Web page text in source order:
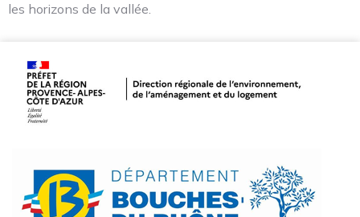
les horizons de la vallée.